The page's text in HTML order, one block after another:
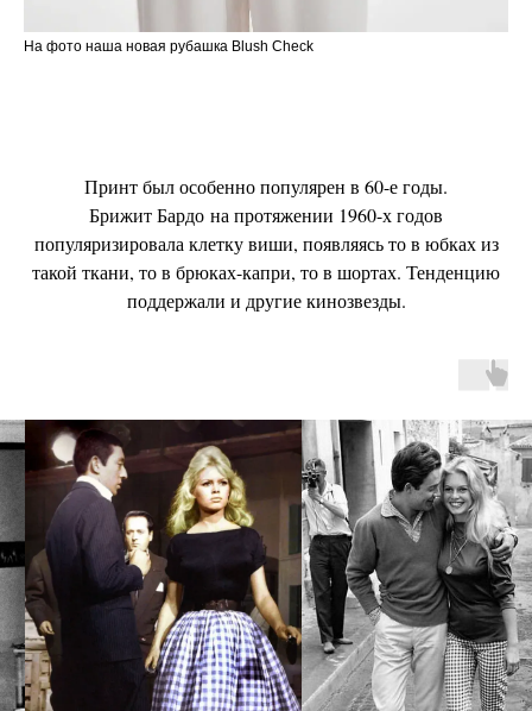
На фото наша новая рубашка Blush Check
Принт был особенно популярен в 60-е годы.
Брижит Бардо на протяжении 1960-х годов
популяризировала клетку виши, появляясь то в юбках из
такой ткани, то в брюках-капри, то в шортах. Тенденцию
поддержали и другие кинозвезды.